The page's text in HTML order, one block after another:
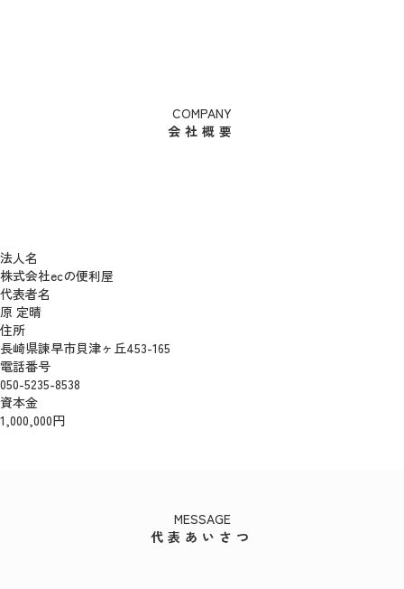
COMPANY
会社概要
法人名
株式会社ecの便利屋
代表者名
原 定晴
住所
長崎県諫早市貝津ヶ丘453-165
電話番号
050-5235-8538
資本金
1,000,000円
MESSAGE
代表あいさつ